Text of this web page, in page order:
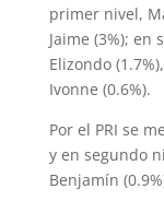
primer nivel,
Jaime (3%); en
Elizondo
Ivonne (0.6%).
Por el PRI se
y en segundo
Benjamín